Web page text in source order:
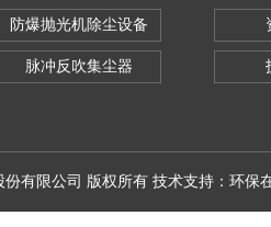
防爆抛光机除尘设备
脉冲反吹集尘器
有限公司 版权所有 技术支持： 环保